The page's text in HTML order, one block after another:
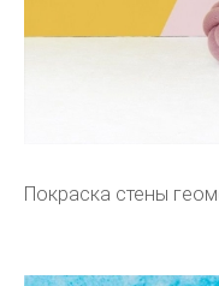
Покраска стены